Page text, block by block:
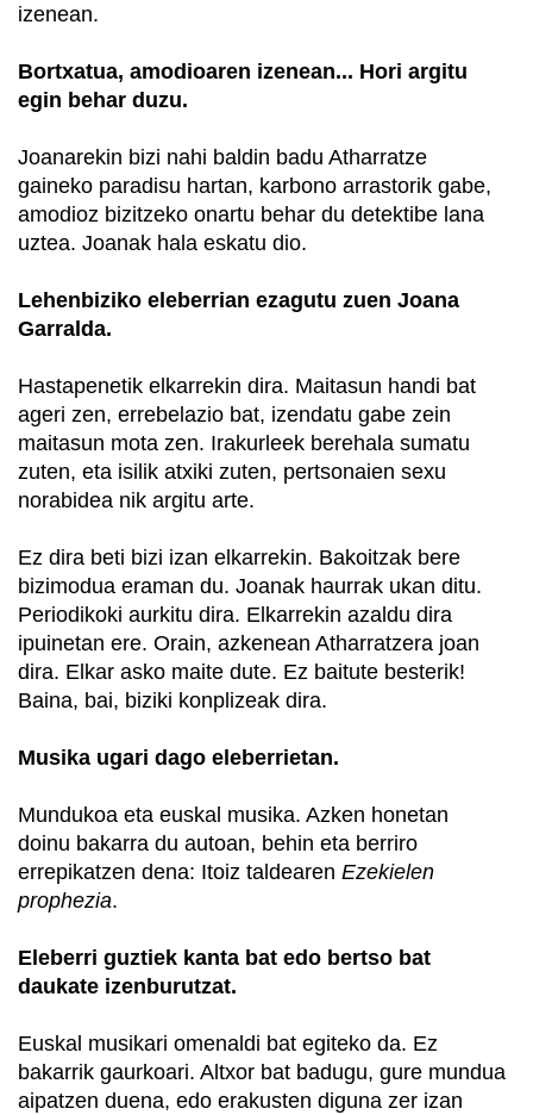
izenean.
Bortxatua, amodioaren izenean... Hori argitu
egin behar duzu.
Joanarekin bizi nahi baldin badu Atharratze
gaineko paradisu hartan, karbono arrastorik gabe,
amodioz bizitzeko onartu behar du detektibe lana
uztea. Joanak hala eskatu dio.
Lehenbiziko eleberrian ezagutu zuen Joana
Garralda.
Hastapenetik elkarrekin dira. Maitasun handi bat
ageri zen, errebelazio bat, izendatu gabe zein
maitasun mota zen. Irakurleek berehala sumatu
zuten, eta isilik atxiki zuten, pertsonaien sexu
norabidea nik argitu arte.
Ez dira beti bizi izan elkarrekin. Bakoitzak bere
bizimodua eraman du. Joanak haurrak ukan ditu.
Periodikoki aurkitu dira. Elkarrekin azaldu dira
ipuinetan ere. Orain, azkenean Atharratzera joan
dira. Elkar asko maite dute. Ez baitute besterik!
Baina, bai, biziki konplizeak dira.
Musika ugari dago eleberrietan.
Mundukoa eta euskal musika. Azken honetan
doinu bakarra du autoan, behin eta berriro
errepikatzen dena: Itoiz taldearen Ezekielen
prophezia.
Eleberri guztiek kanta bat edo bertso bat
daukate izenburutzat.
Euskal musikari omenaldi bat egiteko da. Ez
bakarrik gaurkoari. Altxor bat badugu, gure mundua
aipatzen duena, edo erakusten diguna zer izan